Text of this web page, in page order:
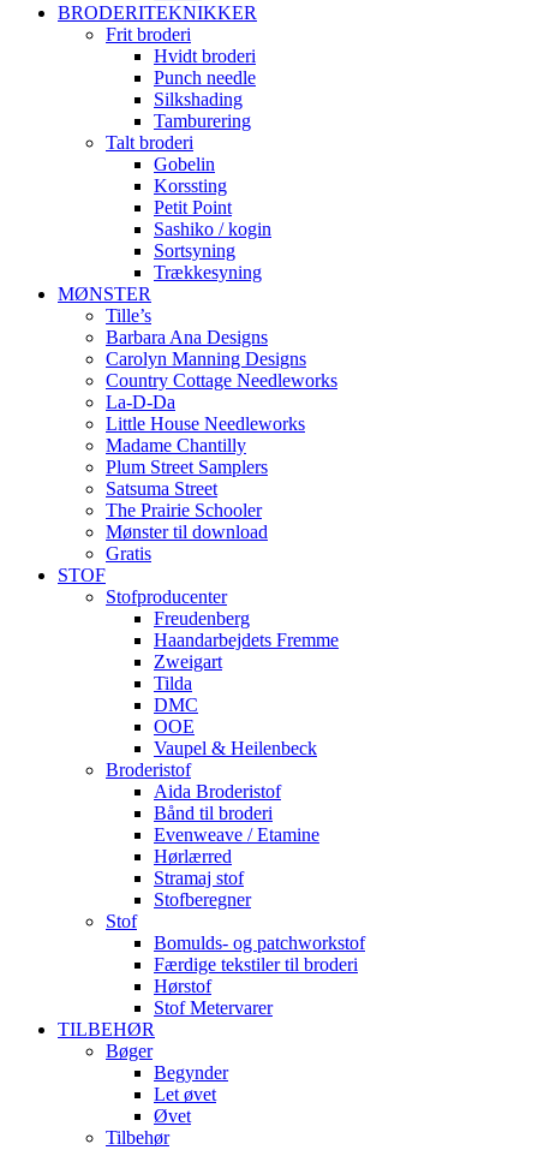
BRODERITEKNIKKER
Frit broderi
Hvidt broderi
Punch needle
Silkshading
Tamburering
Talt broderi
Gobelin
Korssting
Petit Point
Sashiko / kogin
Sortsyning
Trækkesyning
MØNSTER
Tille’s
Barbara Ana Designs
Carolyn Manning Designs
Country Cottage Needleworks
La-D-Da
Little House Needleworks
Madame Chantilly
Plum Street Samplers
Satsuma Street
The Prairie Schooler
Mønster til download
Gratis
STOF
Stofproducenter
Freudenberg
Haandarbejdets Fremme
Zweigart
Tilda
DMC
OOE
Vaupel & Heilenbeck
Broderistof
Aida Broderistof
Bånd til broderi
Evenweave / Etamine
Hørlærred
Stramaj stof
Stofberegner
Stof
Bomulds- og patchworkstof
Færdige tekstiler til broderi
Hørstof
Stof Metervarer
TILBEHØR
Bøger
Begynder
Let øvet
Øvet
Tilbehør